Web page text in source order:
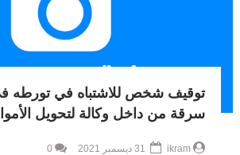
توقيف شخص للاشتباه في تورطه
سرقة من داخل وكالة لتحويل
ikram
0